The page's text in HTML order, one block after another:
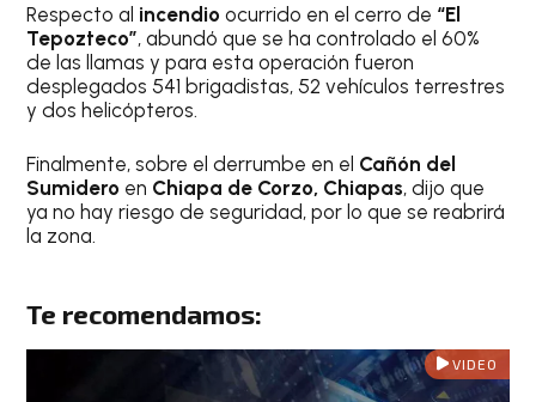
Respecto al incendioocurrido en el cerro de “El
Tepozteco”, abundó que se ha controlado el 60%
de las llamas y para esta operación fueron
desplegados 541 brigadistas, 52 vehículos terrestres
y dos helicópteros.
Finalmente, sobre el derrumbe en el Cañón del
Sumidero en Chiapa de Corzo, Chiapas, dijo que
ya no hay riesgo de seguridad, por lo que se reabrirá
la zona.
Te recomendamos:
VIDEO